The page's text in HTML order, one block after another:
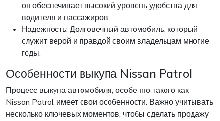
он обеспечивает высокий уровень удобства для
водителя и пассажиров.
Надежность: Долговечный автомобиль, который
служит верой и правдой своим владельцам многие
годы.
Особенности выкупа Nissan Patrol
Процесс выкупа автомобиля, особенно такого как
Nissan Patrol, имеет свои особенности. Важно учитывать
несколько ключевых моментов, чтобы сделать продажу